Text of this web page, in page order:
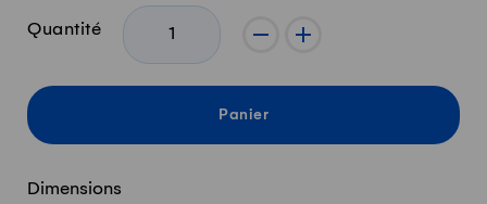
Quantité - +
Panier
Dimensions